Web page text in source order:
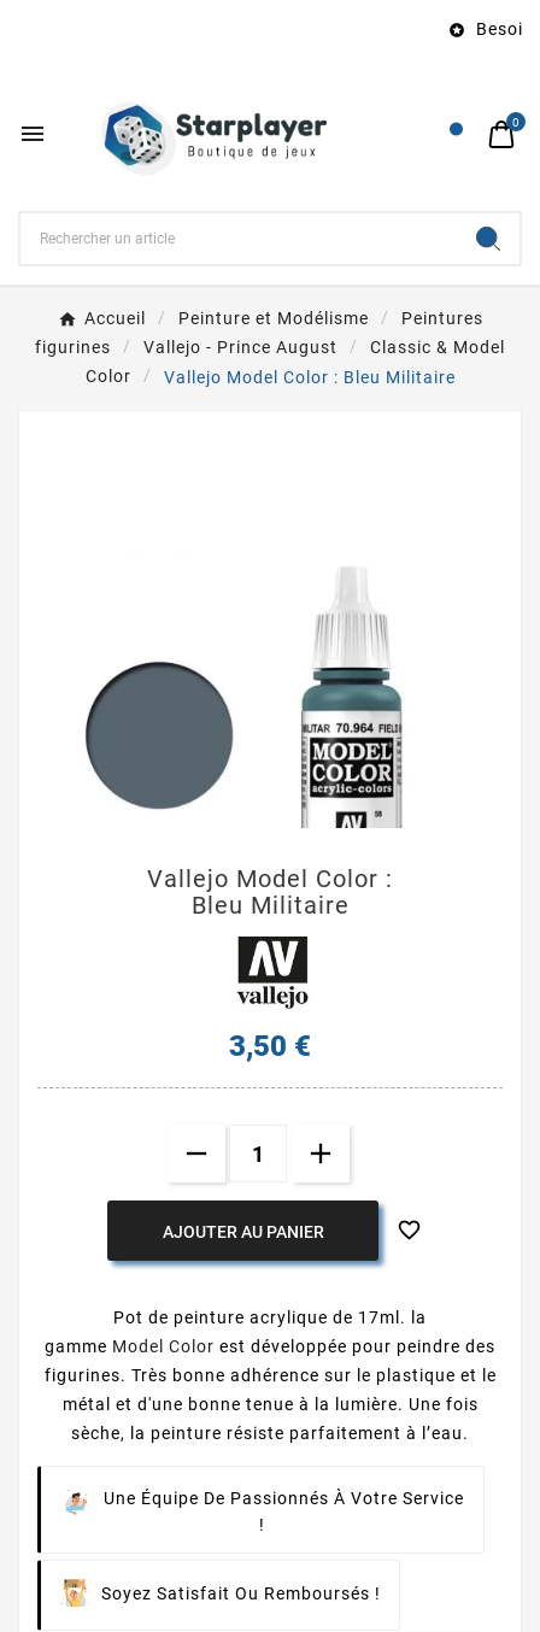
 Besoin
 0
Accueil Peinture et Modélisme
Peintures
figurines
Vallejo - Prince August
Classic & Model
Color
Vallejo Model Color : Bleu Militaire
Vallejo Model Color :
Bleu Militaire
3,50 €
AJOUTER AU PANIER 
Pot de peinture acrylique de 17ml. la
gamme Model Color est développée pour peindre des
figurines. Très bonne adhérence sur le plastique et le
métal et d'une bonne tenue à la lumière. Une fois
sèche, la peinture résiste parfaitement à l’eau.
Une Équipe De Passionnés À Votre Service
!
Soyez Satisfait Ou Remboursés !